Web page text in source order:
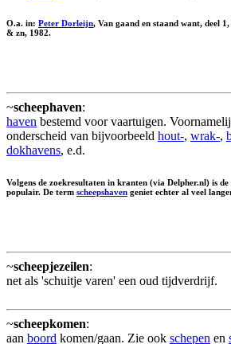
O.a. in: Peter Dorleijn, Van gaand en staand want, deel
& zn, 1982.
~scheephaven:
haven bestemd voor vaartuigen.
onderscheid van bijvoorbeeld hout-, wrak-,
dokhavens, e.d.
Volgens de zoekresultaten in kranten (via Delpher.nl) is de
populair. De term scheepshaven geniet echter al veel
~scheepjezeilen:
net als 'schuitje varen' een oud tijdverdrijf.
~scheepkomen:
aan boord komen/gaan. Zie ook schepen en